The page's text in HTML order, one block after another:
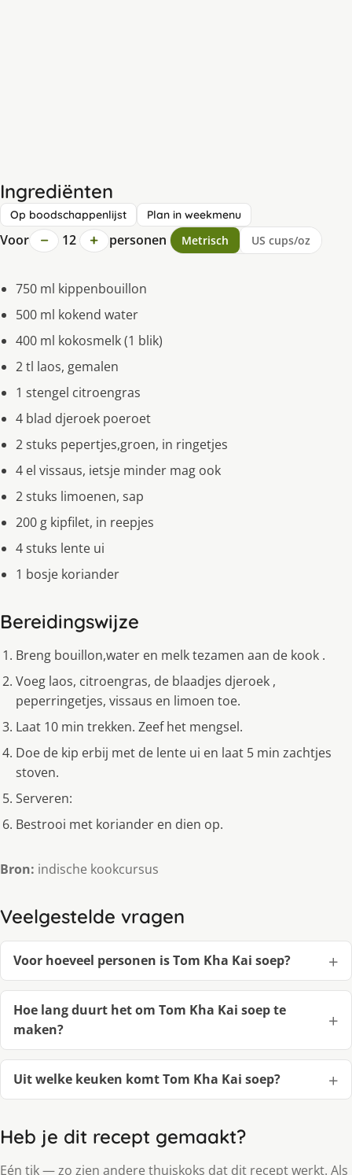
Ingrediënten
Op boodschappenlijst Plan in weekmenu
Voor − 12 + personen Metrisch US cups/oz
750 ml kippenbouillon
500 ml kokend water
400 ml kokosmelk (1 blik)
2 tl laos, gemalen
1 stengel citroengras
4 blad djeroek poeroet
2 stuks pepertjes,groen, in ringetjes
4 el vissaus, ietsje minder mag ook
2 stuks limoenen, sap
200 g kipfilet, in reepjes
4 stuks lente ui
1 bosje koriander
Bereidingswijze
Breng bouillon,water en melk tezamen aan de kook .
Voeg laos, citroengras, de blaadjes djeroek ,
peperringetjes, vissaus en limoen toe.
Laat 10 min trekken. Zeef het mengsel.
Doe de kip erbij met de lente ui en laat 5 min zachtjes
stoven.
Serveren:
Bestrooi met koriander en dien op.
Bron: indische kookcursus
Veelgestelde vragen
Voor hoeveel personen is Tom Kha Kai soep?
Hoe lang duurt het om Tom Kha Kai soep te
maken?
Uit welke keuken komt Tom Kha Kai soep?
Heb je dit recept gemaakt?
Eén tik — zo zien andere thuiskoks dat dit recept werkt. Als